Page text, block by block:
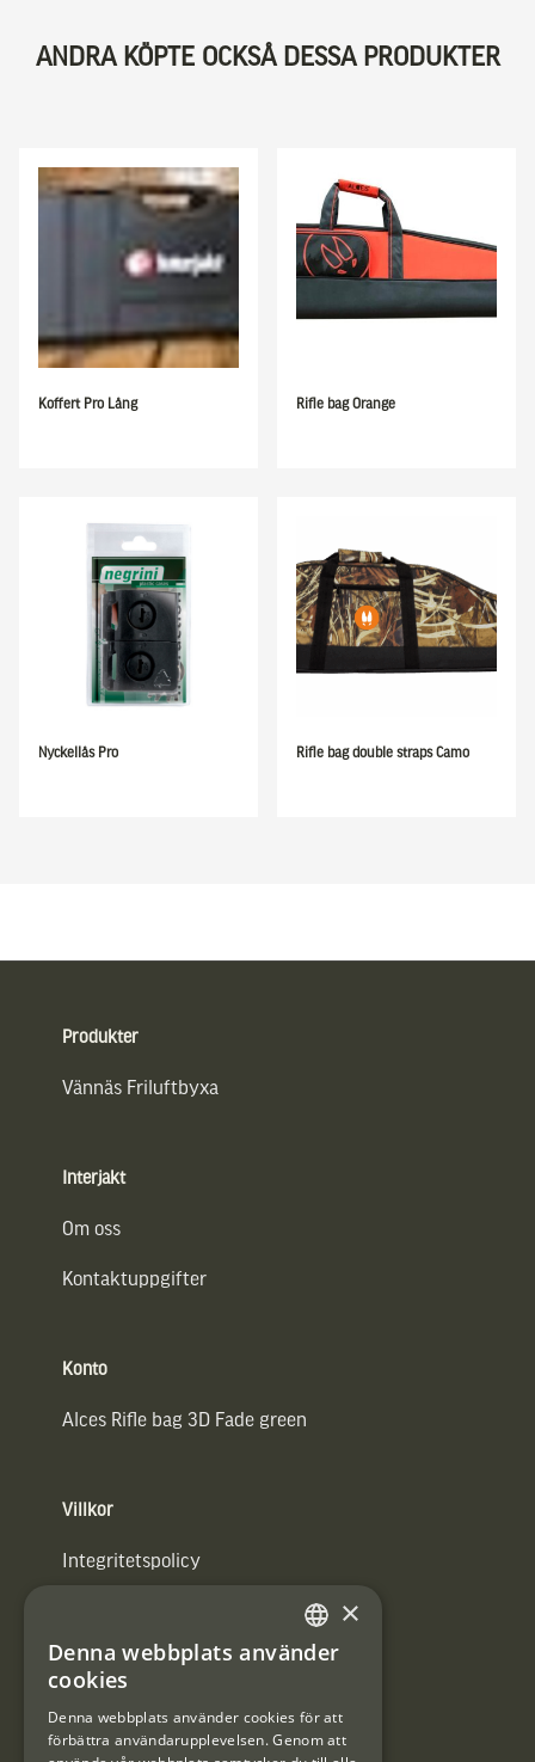
ANDRA KÖPTE OCKSÅ DESSA PRODUKTER
Koffert Pro Lång Rifle bag Orange
Nyckellås Pro Rifle bag double straps Camo
Produkter
Vännäs Friluftbyxa
Interjakt
Om oss
Kontaktuppgifter
Konto
Alces Rifle bag 3D Fade green
Villkor
Integritetspolicy
#Interjaktfamily
Kundklubb
SWEDISH
×
Denna webbplats använder
cookies
Denna webbplats använder cookies för att
förbättra användarupplevelsen. Genom att